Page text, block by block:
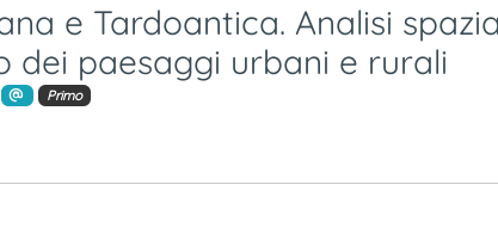
e Tardoantica. Analisi
dei paesaggi urbani e rurali
Primo